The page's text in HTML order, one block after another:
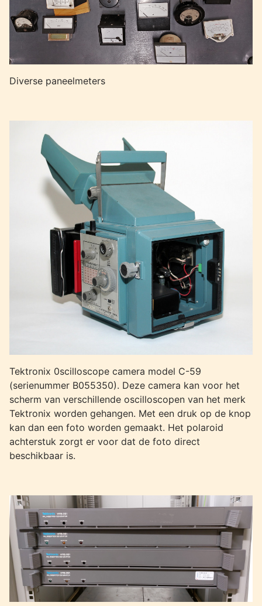
Diverse paneelmeters
Tektronix 0scilloscope camera model C-59
(serienummer B055350). Deze camera kan voor het
scherm van verschillende oscilloscopen van het merk
Tektronix worden gehangen. Met een druk op de knop
kan dan een foto worden gemaakt. Het polaroid
achterstuk zorgt er voor dat de foto direct
beschikbaar is.